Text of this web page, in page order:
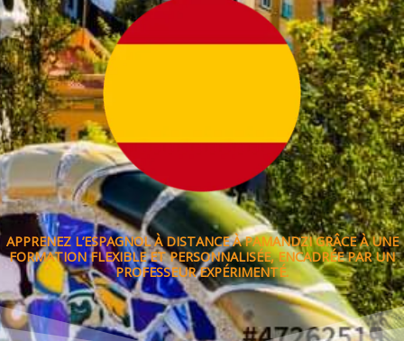
APPRENEZ L’ESPAGNOL À DISTANCE À PAMANDZI GRÂCE À UNE
FORMATION FLEXIBLE ET PERSONNALISÉE, ENCADRÉE PAR UN
PROFESSEUR EXPÉRIMENTÉ.